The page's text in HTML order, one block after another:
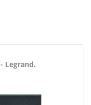
Legrand.